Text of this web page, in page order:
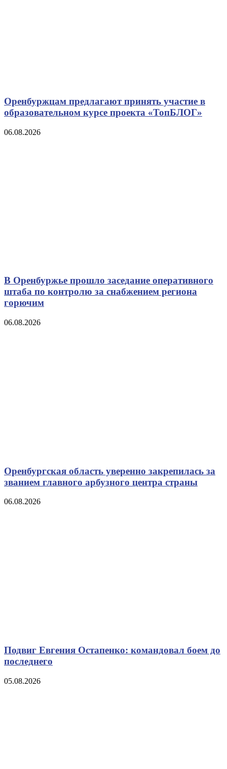
Оренбуржцам предлагают принять участие в
образовательном курсе проекта «ТопБЛОГ»
06.08.2026
В Оренбуржье прошло заседание оперативного
штаба по контролю за снабжением региона
горючим
06.08.2026
Оренбургская область уверенно закрепилась за
званием главного арбузного центра страны
06.08.2026
Подвиг Евгения Остапенко: командовал боем до
последнего
05.08.2026